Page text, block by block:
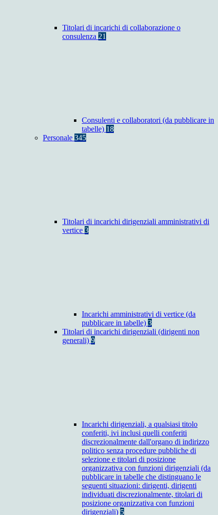
Titolari di incarichi di collaborazione o
consulenza 21
Consulenti e collaboratori (da pubblicare in
tabelle) 18
Personale 345
Titolari di incarichi dirigenziali amministrativi di
vertice 3
Incarichi amministrativi di vertice (da
pubblicare in tabelle) 3
Titolari di incarichi dirigenziali (dirigenti non
generali) 9
Incarichi dirigenziali, a qualsiasi titolo
conferiti, ivi inclusi quelli conferiti
discrezionalmente dall'organo di indirizzo
politico senza procedure pubbliche di
selezione e titolari di posizione
organizzativa con funzioni dirigenziali (da
pubblicare in tabelle che distinguano le
seguenti situazioni: dirigenti, dirigenti
individuati discrezionalmente, titolari di
posizione organizzativa con funzioni
dirigenziali) 5